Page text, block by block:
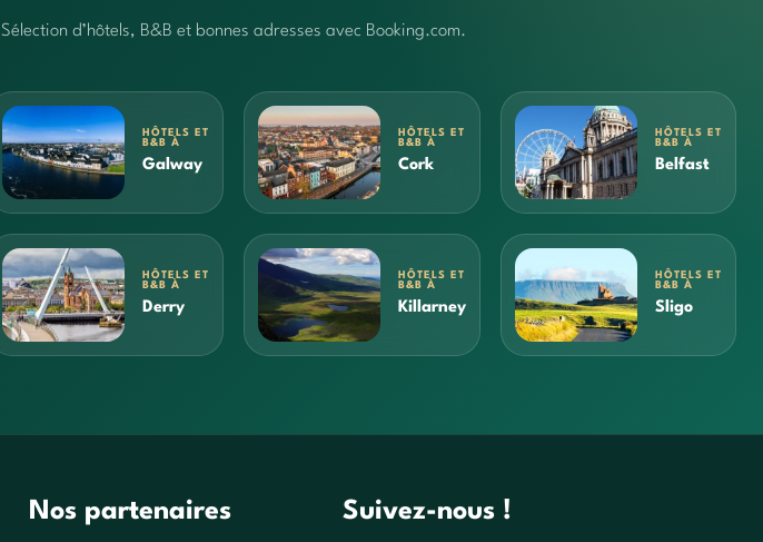
Sélection d’hôtels, B&B et bonnes adresses avec Booking.com.
HÔTELS ET
B&B À
Galway
HÔTELS ET
B&B À
Cork
HÔTELS ET
B&B À
Belfast
HÔTELS ET
B&B À
Derry
HÔTELS ET
B&B À
Killarney
HÔTELS ET
B&B À
Sligo
Nos partenaires Suivez-nous !